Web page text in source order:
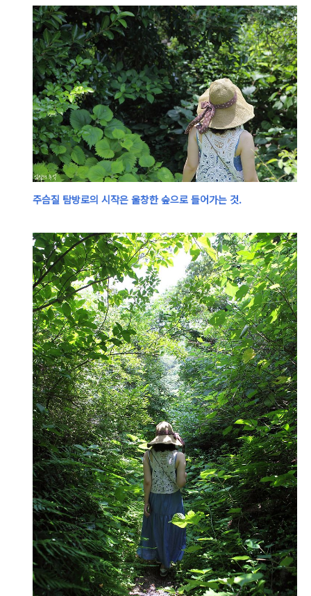
주슴질 탐방로의 시작은 울창한 숲으로 들어가는 것.